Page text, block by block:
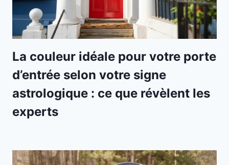
La couleur idéale pour votre porte
d’entrée selon votre signe
astrologique : ce que révèlent les
experts